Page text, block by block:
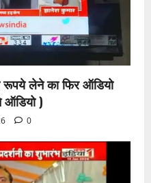
रूपये लेने का फिर ऑडियो
ऑडियो )
0